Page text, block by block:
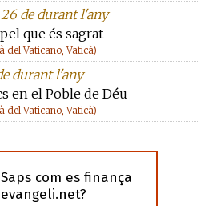
de durant l'any
que és sagrat
del Vaticano, Vaticà)
durant l'any
en el Poble de Déu
del Vaticano, Vaticà)
Saps com es finança
evangeli.net?